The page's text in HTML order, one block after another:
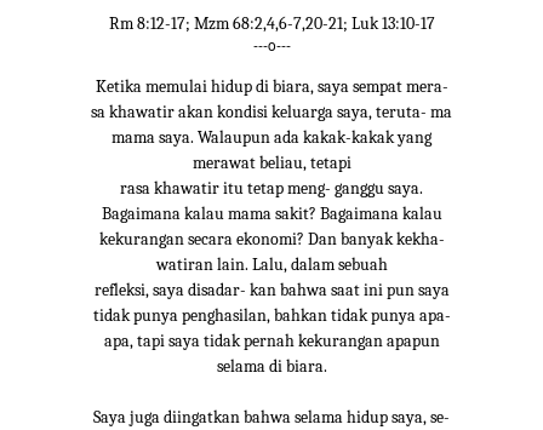
Rm 8:12-17; Mzm 68:2,4,6-7,20-21; Luk 13:10-17
---o---
Ketika memulai hidup di biara, saya sempat mera-
sa khawatir akan kondisi keluarga saya, teruta- ma
mama saya. Walaupun ada kakak-kakak yang
merawat beliau, tetapi
rasa khawatir itu tetap meng- ganggu saya.
Bagaimana kalau mama sakit? Bagaimana kalau
kekurangan secara ekonomi? Dan banyak kekha-
watiran lain. Lalu, dalam sebuah
refleksi, saya disadar- kan bahwa saat ini pun saya
tidak punya penghasilan, bahkan tidak punya apa-
apa, tapi saya tidak pernah kekurangan apapun
selama di biara.
Saya juga diingatkan bahwa selama hidup saya, se-